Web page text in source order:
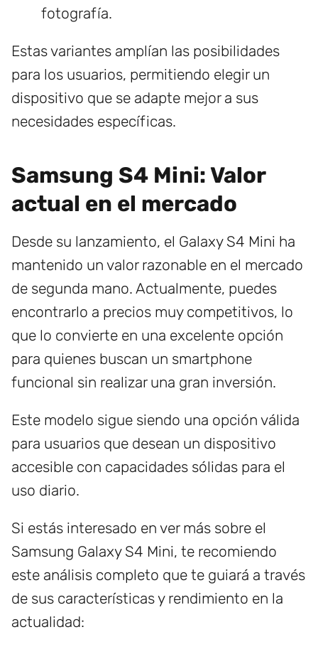
fotografía.
Estas variantes amplían las posibilidades
para los usuarios, permitiendo elegir un
dispositivo que se adapte mejor a sus
necesidades específicas.
Samsung S4 Mini: Valor
actual en el mercado
Desde su lanzamiento, el Galaxy S4 Mini ha
mantenido un valor razonable en el mercado
de segunda mano. Actualmente, puedes
encontrarlo a precios muy competitivos, lo
que lo convierte en una excelente opción
para quienes buscan un smartphone
funcional sin realizar una gran inversión.
Este modelo sigue siendo una opción válida
para usuarios que desean un dispositivo
accesible con capacidades sólidas para el
uso diario.
Si estás interesado en ver más sobre el
Samsung Galaxy S4 Mini, te recomiendo
este análisis completo que te guiará a través
de sus características y rendimiento en la
actualidad: